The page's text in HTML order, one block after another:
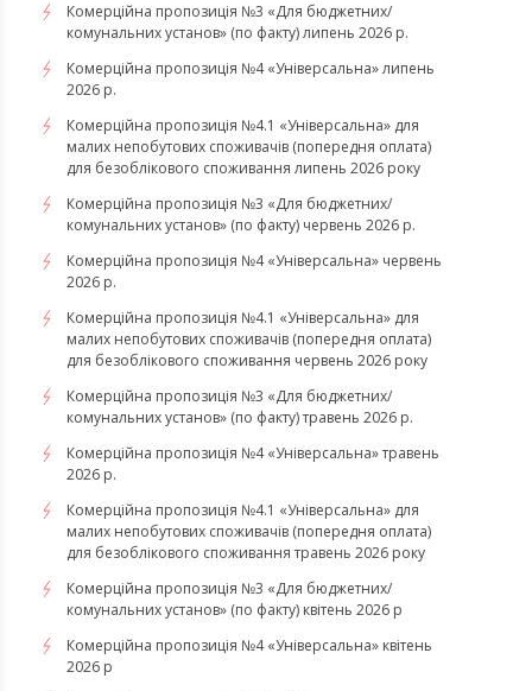
Комерційна пропозиція №3 «Для бюджетних/
комунальних установ» (по факту) липень 2026 р.
Комерційна пропозиція №4 «Універсальна» липень
2026 р.
Комерційна пропозиція №4.1 «Універсальна» для
малих непобутових споживачів (попередня оплата)
для безоблікового споживання липень 2026 року
Комерційна пропозиція №3 «Для бюджетних/
комунальних установ» (по факту) червень 2026 р.
Комерційна пропозиція №4 «Універсальна» червень
2026 р.
Комерційна пропозиція №4.1 «Універсальна» для
малих непобутових споживачів (попередня оплата)
для безоблікового споживання червень 2026 року
Комерційна пропозиція №3 «Для бюджетних/
комунальних установ» (по факту) травень 2026 р.
Комерційна пропозиція №4 «Універсальна» травень
2026 р.
Комерційна пропозиція №4.1 «Універсальна» для
малих непобутових споживачів (попередня оплата)
для безоблікового споживання травень 2026 року
Комерційна пропозиція №3 «Для бюджетних/
комунальних установ» (по факту) квітень 2026 р
Комерційна пропозиція №4 «Універсальна» квітень
2026 р